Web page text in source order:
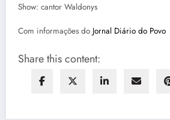
Show: cantor Waldonys
Com informações do Jornal Diário do Povo
Share this content: